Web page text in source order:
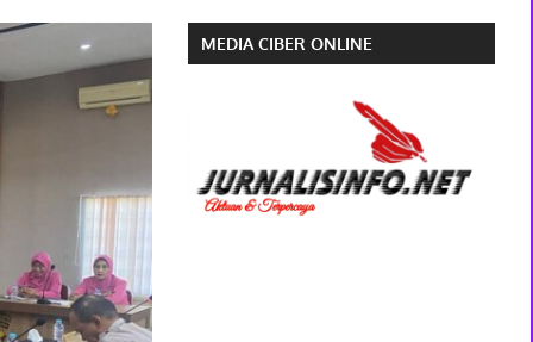
MEDIA CIBER ONLINE